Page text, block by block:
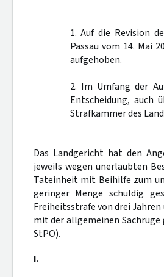
1. Auf die Revision
Passau vom 14. Mai
aufgehoben.
2. Im Umfang der
Entscheidung, auch
Strafkammer des
Das Landgericht hat den
jeweils wegen unerlaubten
Tateinheit mit Beihilfe zum
geringer Menge schuldig
Freiheitsstrafe von drei
mit der allgemeinen
StPO).
I.